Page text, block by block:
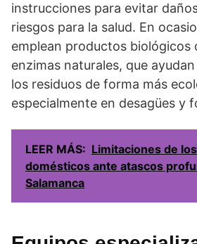
instrucciones para evitar
riesgos para la salud. En
emplean productos biológicos
enzimas naturales, que
los residuos de forma más
especialmente en desagües y
LEER MÁS: Limitaciones de
domésticos ante atascos
Salamanca